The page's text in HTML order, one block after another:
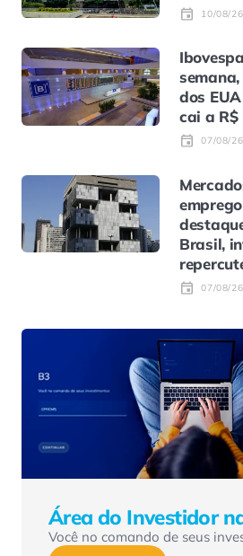
10/08/26
dos
cai a R$
07/08/26
Brasil,
07/08/26
Área do Investidor
Você no comando de seus